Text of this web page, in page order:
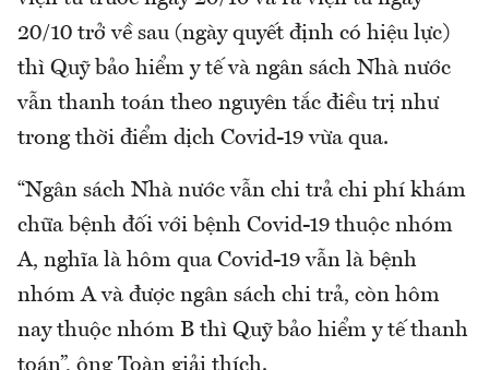
20/10 trở về sau (ngày quyết định có hiệu lực)
thì Quỹ bảo hiểm y tế và ngân sách Nhà nước
vẫn thanh toán theo nguyên tắc điều trị như
trong thời điểm dịch Covid-19 vừa qua.
“Ngân sách Nhà nước vẫn chi trả chi phí khám
chữa bệnh đối với bệnh Covid-19 thuộc nhóm
A, nghĩa là hôm qua Covid-19 vẫn là bệnh
nhóm A và được ngân sách chi trả, còn hôm
nay thuộc nhóm B thì Quỹ bảo hiểm y tế thanh
toán”, ông Toàn giải thích.